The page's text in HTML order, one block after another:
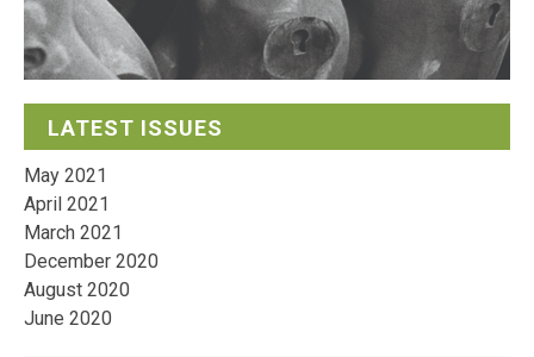
LATEST ISSUES
May 2021
April 2021
March 2021
December 2020
August 2020
June 2020